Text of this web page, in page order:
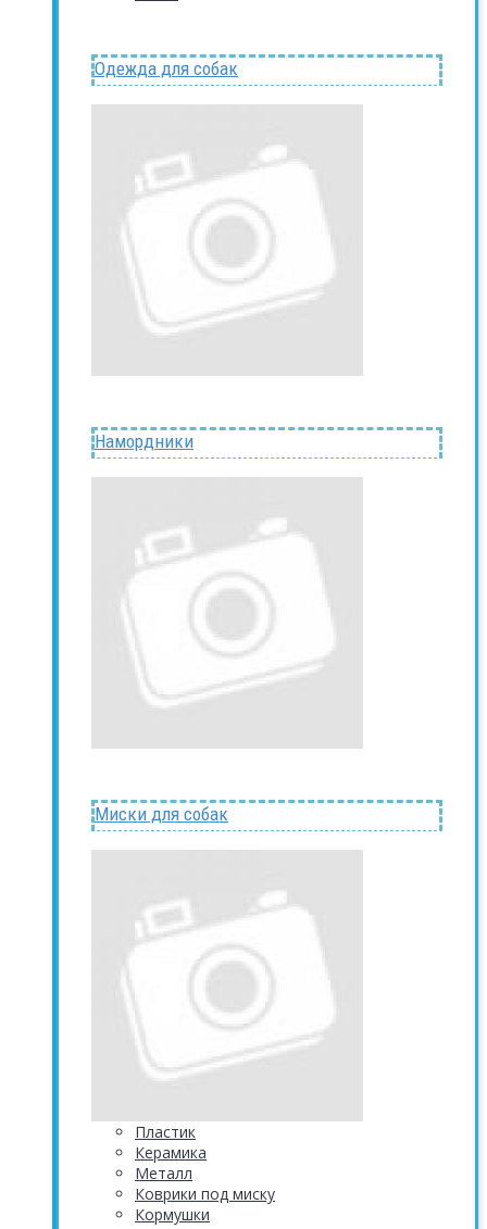
Одежда для собак
Намордники
Миски для собак
Пластик
Керамика
Металл
Коврики под миску
Кормушки